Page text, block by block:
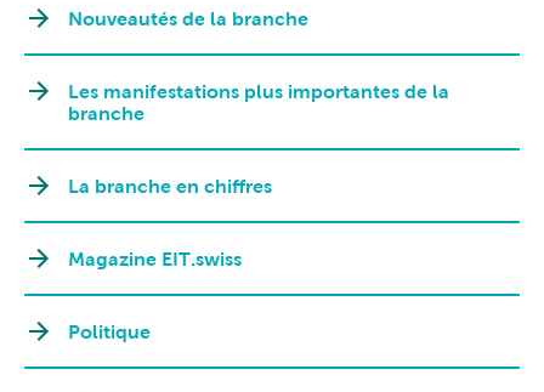
Nouveautés de la branche
Les manifestations plus importantes de la
branche
La branche en chiffres
Magazine EIT.swiss
Politique